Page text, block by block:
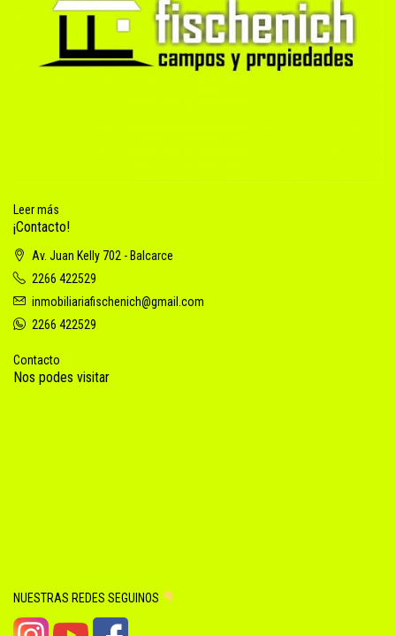
Leer más
¡Contacto!
Av. Juan Kelly 702 - Balcarce
2266 422529
inmobiliariafischenich@gmail.com
2266 422529
Contacto
Nos podes visitar
NUESTRAS REDES SEGUINOS